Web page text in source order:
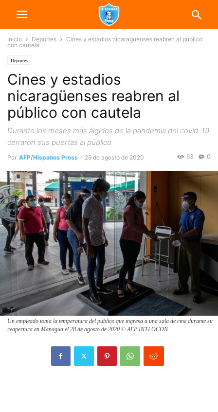
Inicio Deportes
Cines y estadios nicaragüenses reabren al público
con cautela
Deportes
Cines y estadios
nicaragüenses reabren al
público con cautela
Durante los meses más álgidos de la pandemia del covid-19
cerraron sus puertas al público
Por AFP/Hispanos Press - 29 de agosto de 2020 0
63
Un empleado toma la temperatura del público que ingresa a una sala de cine durante su
reapertura en Managua el 28 de agosto de 2020 © AFP INTI OCON